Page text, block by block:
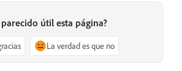
parecido útil esta página?
La verdad es que no